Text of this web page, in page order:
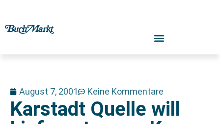
August 7, 2001 Keine Kommentare
Karstadt Quelle will